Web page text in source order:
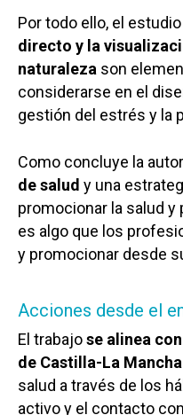
Por todo ello, el
directo y la
naturaleza son
considerarse en el
gestión del estrés y la
Como concluye la
de salud y una
promocionar la salud
es algo que los
y promocionar desde
Acciones desde el
El trabajose alinea
de Castilla-La Mancha
salud a través de los
activo y el contacto